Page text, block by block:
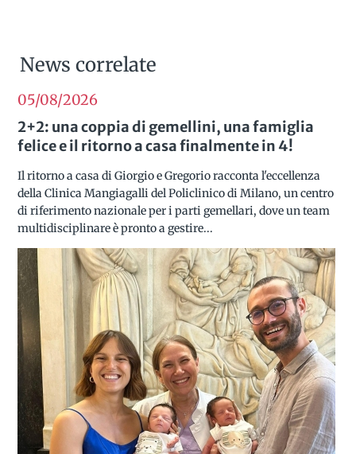
News correlate
05/082026
2+2: una coppia di gemellini, una famiglia
felice e il ritorno a casa finalmente in 4!
Il ritorno a casa di Giorgio e Gregorio racconta l'eccellenza
della Clinica Mangiagalli del Policlinico di Milano, un centro
di riferimento nazionale per i parti gemellari, dove un team
multidisciplinare è pronto a gestire...